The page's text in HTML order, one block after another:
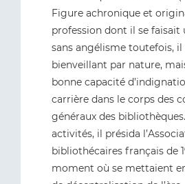
Figure achronique et
profession dont il se faisait
sans angélisme toutefois,
bienveillant par nature,
bonne capacité
carrière dans le corps des
généraux des
activités, il présida
bibliothécaires français de
moment où se mettaient